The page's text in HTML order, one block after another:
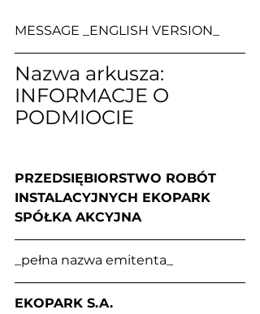
MESSAGE _ENGLISH VERSION_
Nazwa arkusza:
INFORMACJE O
PODMIOCIE
PRZEDSIĘBIORSTWO ROBÓT
INSTALACYJNYCH EKOPARK
SPÓŁKA AKCYJNA
_pełna nazwa emitenta_
EKOPARK S.A.